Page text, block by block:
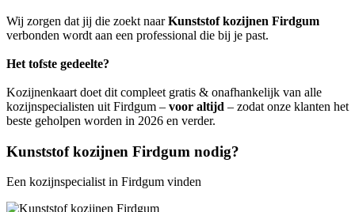
Wij zorgen dat jij die zoekt naarKunststof kozijnen Firdgum
verbonden wordt aan een professional die bij je past.
Het tofste gedeelte?
Kozijnenkaart doet dit compleet gratis & onafhankelijk van alle
kozijnspecialisten uit Firdgum – voor altijd – zodat onze klanten het
beste geholpen worden in 2026 en verder.
Kunststof kozijnen Firdgum nodig?
Een kozijnspecialist in Firdgum vinden